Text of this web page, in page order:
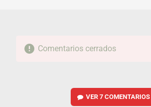
Comentarios cerrados
VER7 COMENTARIOS